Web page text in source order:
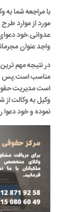
با مراجعه شما
مورد از موارد
عدوانی.خود
واجد عنوان
در نتیجه مهم
مناسب است.پس
است مدیریت
وکیل به وکالت از
نموده و خود دعوا